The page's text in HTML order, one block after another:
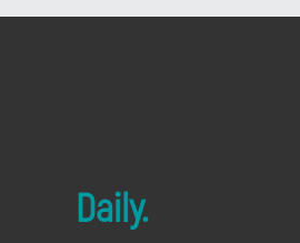
Daily.